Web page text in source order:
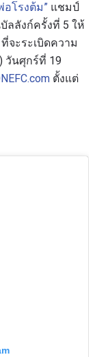
อโรงต้ม” แชมป์
ลลังก์ครั้งที่ 5 ให้
ที่จะระเบิดความ
วันศุกร์ที่ 19
ตั้งแต่